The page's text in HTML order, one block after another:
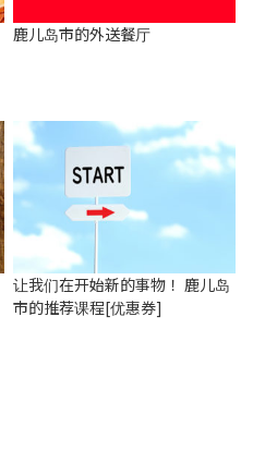
鹿儿岛市的外送餐厅
让我们在开始新的事物！ 鹿儿岛
市的推荐课程[优惠券]